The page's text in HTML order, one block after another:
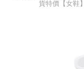
貨特價【女鞋】